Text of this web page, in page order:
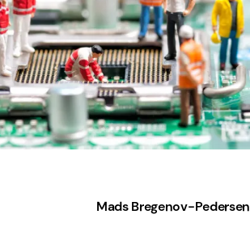
Mads Bregenov-Pedersen